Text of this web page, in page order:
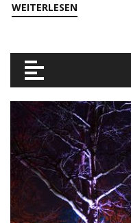
WEITERLESEN